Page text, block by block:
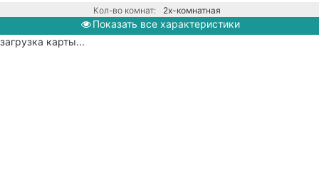
Кол-во комнат:
2х-комнатная
Тип дома:
Монолитно-блочное
Показать все характеристики
загрузка карты...